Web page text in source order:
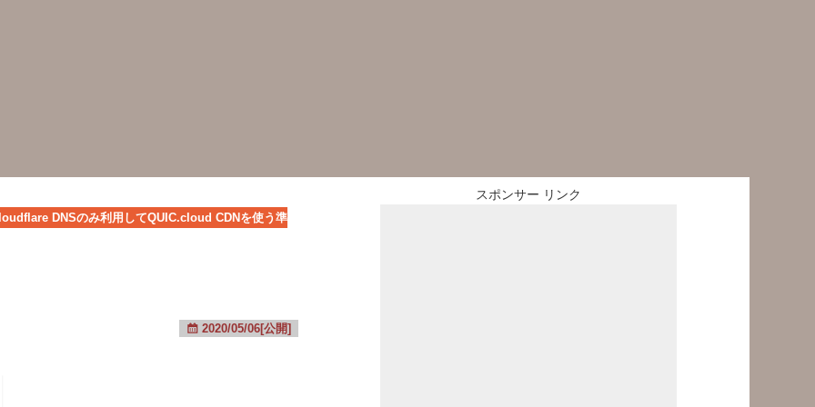
DNSのみ利用してQUIC.cloud CDNを使う準
2020/05/06[公開]
スポンサー リンク